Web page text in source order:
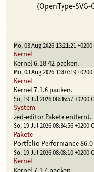
(OpenType-
Mo, 03 Aug 2026 13:21:21 +0200
Kernel
Kernel 6.18.42 packen.
Mo, 03 Aug 2026 13:07:19 +0200
Kernel
Kernel 7.1.6 packen.
So, 19 Jul 2026 08:36:57 +0200
System
zed-editor Pakete entfernt.
So, 19 Jul 2026 08:34:56 +0200
Pakete
Portfolio Performance
So, 19 Jul 2026 08:08:10 +0200
Kernel